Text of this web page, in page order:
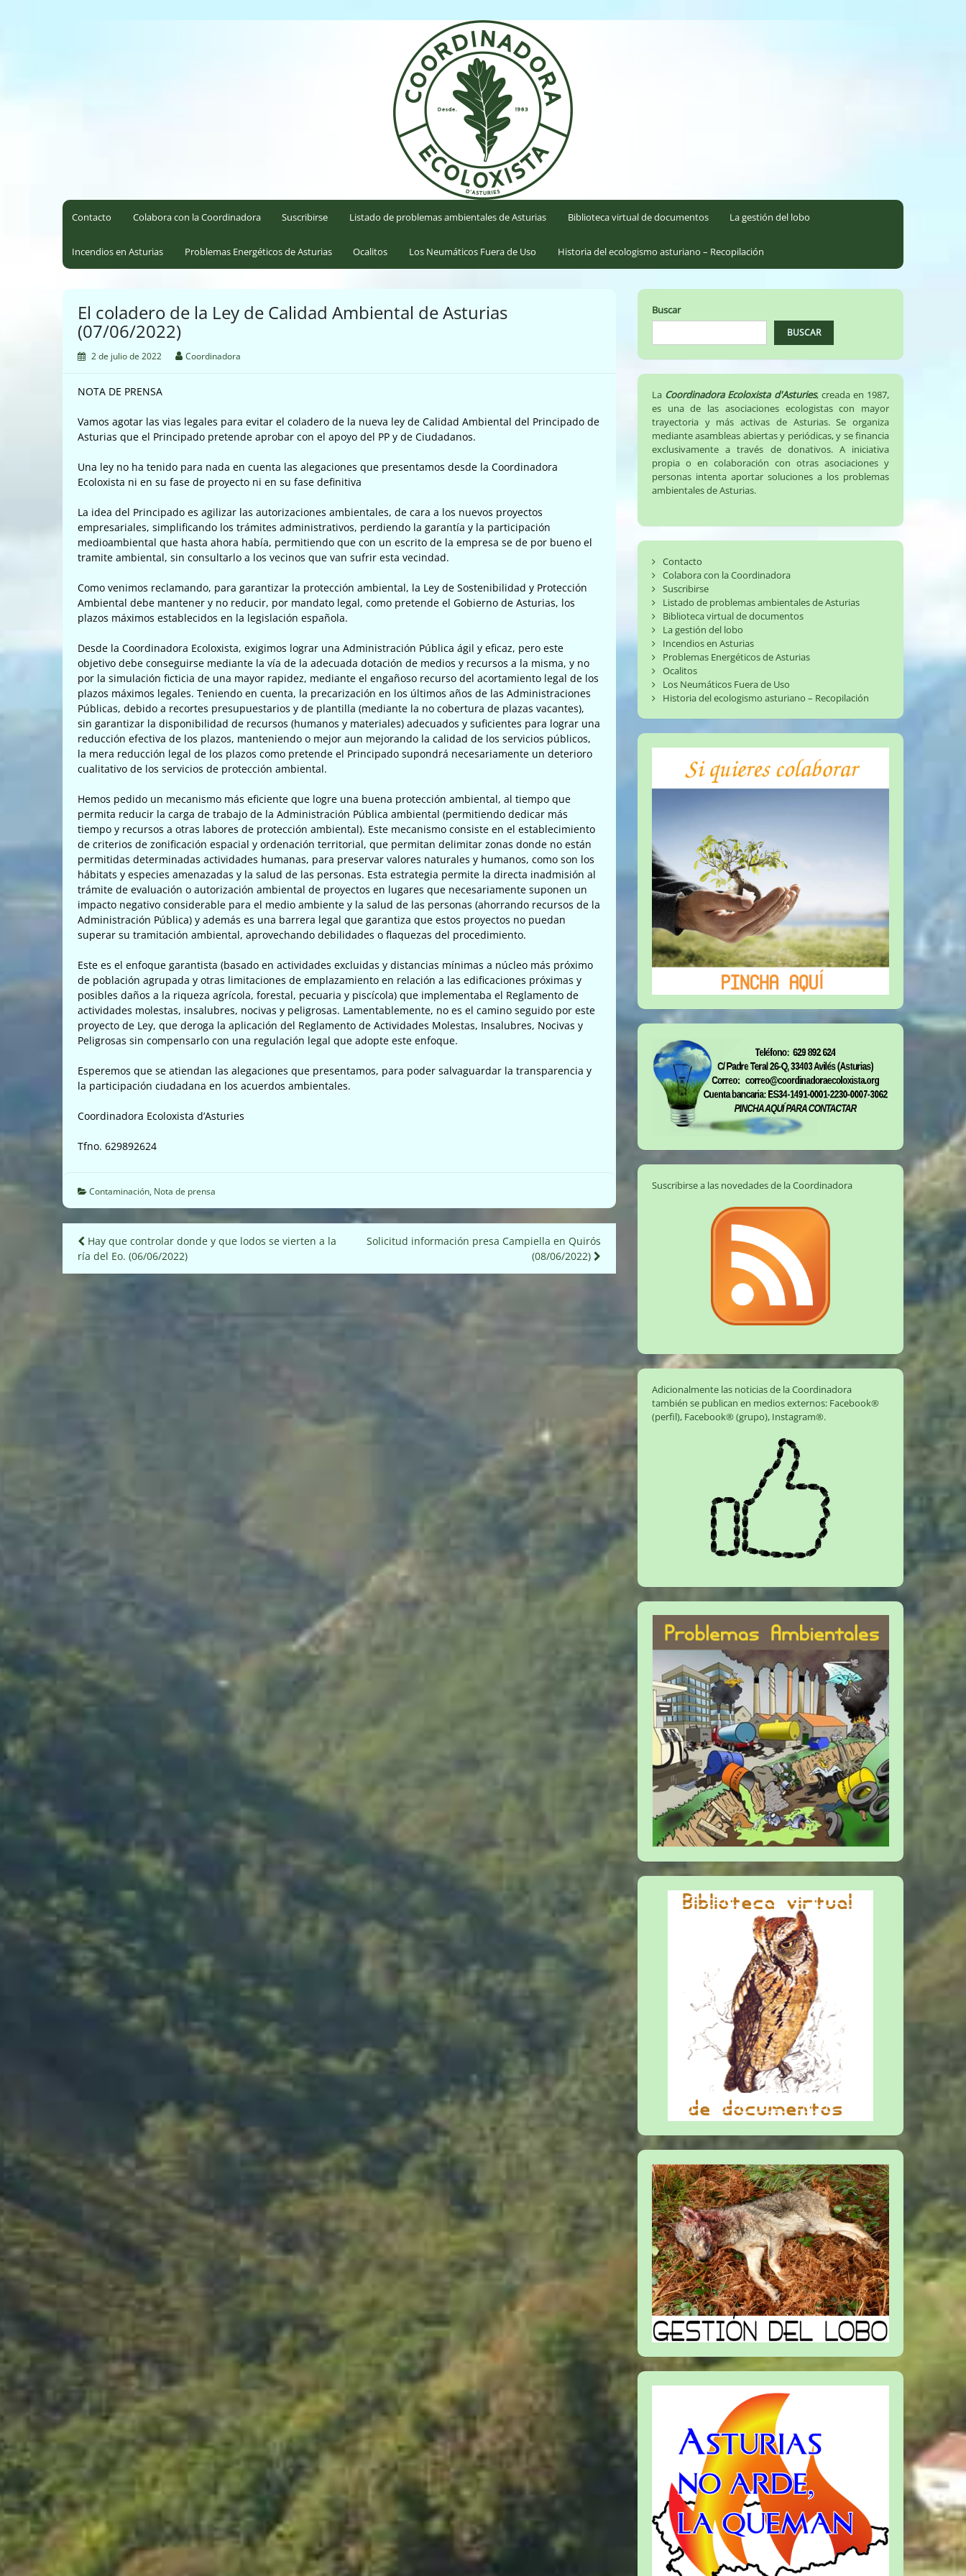
Contacto Colabora con la Coordinadora Suscribirse Listado de problemas ambientales de Asturias Biblioteca virtual de documentos La gestión del lobo
Incendios en Asturias Problemas Energéticos de Asturias Ocalitos Los Neumáticos Fuera de Uso Historia del ecologismo asturiano – Recopilación
El coladero de la Ley de Calidad Ambiental de Asturias
(07/06/2022)
2 de julio de 2022 Coordinadora
NOTA DE PRENSA
Vamos agotar las vias legales para evitar el coladero de la nueva ley de Calidad Ambiental del Principado de
Asturias que el Principado pretende aprobar con el apoyo del PP y de Ciudadanos.
Una ley no ha tenido para nada en cuenta las alegaciones que presentamos desde la Coordinadora
Ecoloxista ni en su fase de proyecto ni en su fase definitiva
La idea del Principado es agilizar las autorizaciones ambientales, de cara a los nuevos proyectos
empresariales, simplificando los trámites administrativos, perdiendo la garantía y la participación
medioambiental que hasta ahora había, permitiendo que con un escrito de la empresa se de por bueno el
tramite ambiental, sin consultarlo a los vecinos que van sufrir esta vecindad.
Como venimos reclamando, para garantizar la protección ambiental, la Ley de Sostenibilidad y Protección
Ambiental debe mantener y no reducir, por mandato legal, como pretende el Gobierno de Asturias, los
plazos máximos establecidos en la legislación española.
Desde la Coordinadora Ecoloxista, exigimos lograr una Administración Pública ágil y eficaz, pero este
objetivo debe conseguirse mediante la vía de la adecuada dotación de medios y recursos a la misma, y no
por la simulación ficticia de una mayor rapidez, mediante el engañoso recurso del acortamiento legal de los
plazos máximos legales. Teniendo en cuenta, la precarización en los últimos años de las Administraciones
Públicas, debido a recortes presupuestarios y de plantilla (mediante la no cobertura de plazas vacantes),
sin garantizar la disponibilidad de recursos (humanos y materiales) adecuados y suficientes para lograr una
reducción efectiva de los plazos, manteniendo o mejor aun mejorando la calidad de los servicios públicos,
la mera reducción legal de los plazos como pretende el Principado supondrá necesariamente un deterioro
cualitativo de los servicios de protección ambiental.
Hemos pedido un mecanismo más eficiente que logre una buena protección ambiental, al tiempo que
permita reducir la carga de trabajo de la Administración Pública ambiental (permitiendo dedicar más
tiempo y recursos a otras labores de protección ambiental). Este mecanismo consiste en el establecimiento
de criterios de zonificación espacial y ordenación territorial, que permitan delimitar zonas donde no están
permitidas determinadas actividades humanas, para preservar valores naturales y humanos, como son los
hábitats y especies amenazadas y la salud de las personas. Esta estrategia permite la directa inadmisión al
trámite de evaluación o autorización ambiental de proyectos en lugares que necesariamente suponen un
impacto negativo considerable para el medio ambiente y la salud de las personas (ahorrando recursos de la
Administración Pública) y además es una barrera legal que garantiza que estos proyectos no puedan
superar su tramitación ambiental, aprovechando debilidades o flaquezas del procedimiento.
Este es el enfoque garantista (basado en actividades excluidas y distancias mínimas a núcleo más próximo
de población agrupada y otras limitaciones de emplazamiento en relación a las edificaciones próximas y
posibles daños a la riqueza agrícola, forestal, pecuaria y piscícola) que implementaba el Reglamento de
actividades molestas, insalubres, nocivas y peligrosas. Lamentablemente, no es el camino seguido por este
proyecto de Ley, que deroga la aplicación del Reglamento de Actividades Molestas, Insalubres, Nocivas y
Peligrosas sin compensarlo con una regulación legal que adopte este enfoque.
Esperemos que se atiendan las alegaciones que presentamos, para poder salvaguardar la transparencia y
la participación ciudadana en los acuerdos ambientales.
Coordinadora Ecoloxista d’Asturies
Tfno. 629892624
Contaminación, Nota de prensa
Navegación
de
Hay que controlar donde y que lodos se vierten a la
ría del Eo. (06/06/2022)
Solicitud información presa Campiella en Quirós
(08/06/2022)
Buscar
BUSCAR
La Coordinadora Ecoloxista d'Asturies, creada en 1987,
es una de las asociaciones ecologistas con mayor
trayectoria y más activas de Asturias. Se organiza
mediante asambleas abiertas y periódicas, y se financia
exclusivamente a través de donativos. A iniciativa
propia o en colaboración con otras asociaciones y
personas intenta aportar soluciones a los problemas
ambientales de Asturias.
Contacto
Colabora con la Coordinadora
Suscribirse
Listado de problemas ambientales de Asturias
Biblioteca virtual de documentos
La gestión del lobo
Incendios en Asturias
Problemas Energéticos de Asturias
Ocalitos
Los Neumáticos Fuera de Uso
Historia del ecologismo asturiano – Recopilación
Suscribirse a las novedades de la Coordinadora
Adicionalmente las noticias de la Coordinadora
también se publican en medios externos: Facebook®
(perfil), Facebook® (grupo), Instagram®.